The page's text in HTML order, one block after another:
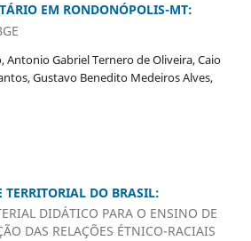
EM RONDONÓPOLIS-MT:
Antonio Gabriel Ternero de Oliveira, Caio
Gustavo Benedito Medeiros Alves,
TERRITORIAL DO BRASIL:
DIDÁTICO PARA O ENSINO DE
DAS RELAÇÕES ÉTNICO-RACIAIS